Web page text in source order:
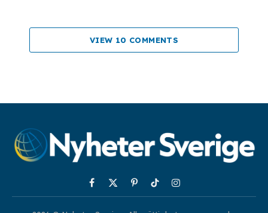
VIEW 10 COMMENTS
Facebook
X
(Twitter)
PinterestTikTokInstagram